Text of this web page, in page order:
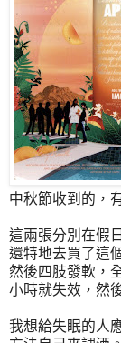
中秋節收到的，
這兩張分別在假
還特地去買了這
然後四肢發軟，
小時就失效，然
我想給失眠的人